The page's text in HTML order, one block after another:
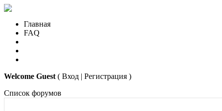
Главная
FAQ
Welcome Guest ( Вход | Регистрация )
Список форумов